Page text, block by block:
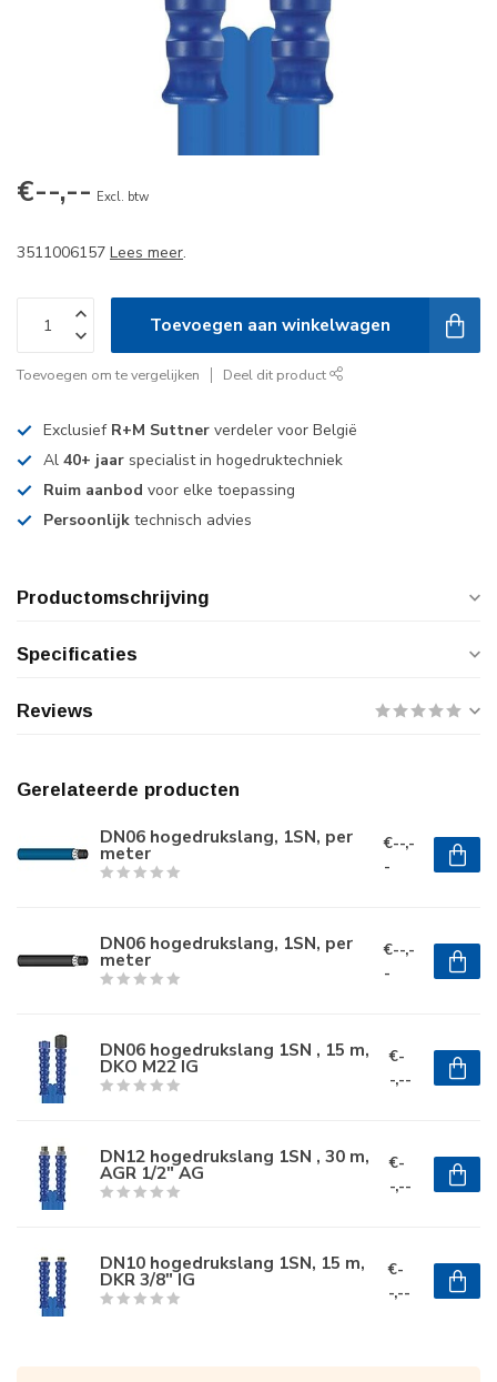
€--,-- Excl. btw
3511006157 Lees meer.
Toevoegen aan winkelwagen
Toevoegen om te vergelijken Deel dit product
Exclusief R+M Suttner verdeler voor België
Al 40+ jaar specialist in hogedruktechniek
Ruim aanbod voor elke toepassing
Persoonlijk technisch advies
Productomschrijving
Specificaties
Reviews
Gerelateerde producten
DN06 hogedrukslang, 1SN, per
meter
€--,-
-
DN06 hogedrukslang, 1SN, per
meter
€--,-
-
DN06 hogedrukslang 1SN , 15 m,
DKO M22 IG
€-
-,--
DN12 hogedrukslang 1SN , 30 m,
AGR 1/2" AG
€-
-,--
DN10 hogedrukslang 1SN, 15 m,
DKR 3/8" IG
€-
-,--